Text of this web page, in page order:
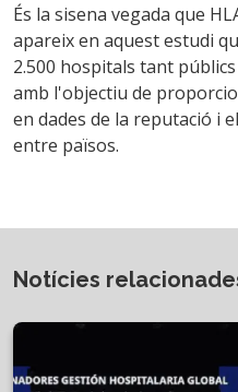
És la sisena vegada que
apareix en aquest estudi
2.500 hospitals tant
amb l'objectiu de
en dades de la reputació i
entre països.
Notícies